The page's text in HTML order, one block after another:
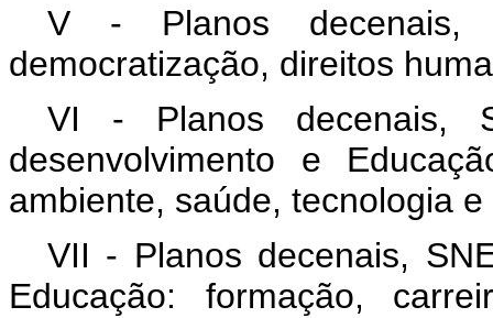
V - Planos decenais,
democratização, direitos
VI - Planos decenais,
desenvolvimento e
ambiente, saúde, tecnologia
VII - Planos decenais,
Educação: formação,